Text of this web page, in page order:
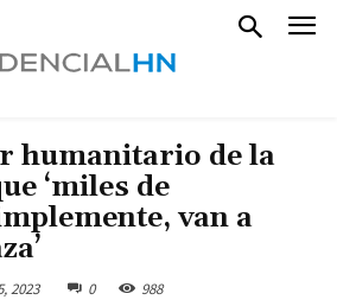
humanitario de la
‘miles de
van a
2023 0 988